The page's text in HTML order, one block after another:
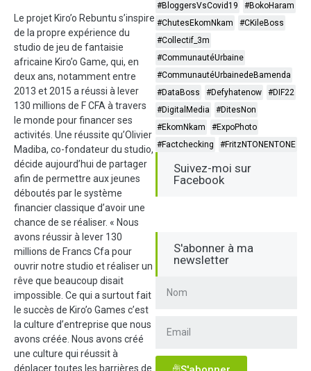
Le projet Kiro’o Rebuntu s’inspire
de la propre expérience du
studio de jeu de fantaisie
africaine Kiro’o Game, qui, en
deux ans, notamment entre
2013 et 2015 a réussi à lever
130 millions de F CFA à travers
le monde pour financer ses
activités. Une réussite qu’Olivier
Madiba, co-fondateur du studio,
décide aujourd’hui de partager
afin de permettre aux jeunes
déboutés par le système
financier classique d’avoir une
chance de se réaliser. « Nous
avons réussir à lever 130
millions de Francs Cfa pour
ouvrir notre studio et réaliser un
rêve que beaucoup disait
impossible. Ce qui a surtout fait
le succès de Kiro’o Games c’est
la culture d’entreprise que nous
avons créée. Nous avons créé
une culture qui réussit à
déplacer toutes les barrières de
#BloggersVsCovid19
#BokoHaram
#ChutesEkomNkam
#CKileBoss
#Collectif_3m
#CommunautéUrbaine
#CommunautéUrbainedeBamenda
#DataBoss
#Defyhatenow
#DIF22
#DigitalMedia
#DitesNon
#EkomNkam
#ExpoPhoto
#Factchecking
#FritzNTONENTONE
Suivez-moi sur
Facebook
S'abonner à ma
newsletter